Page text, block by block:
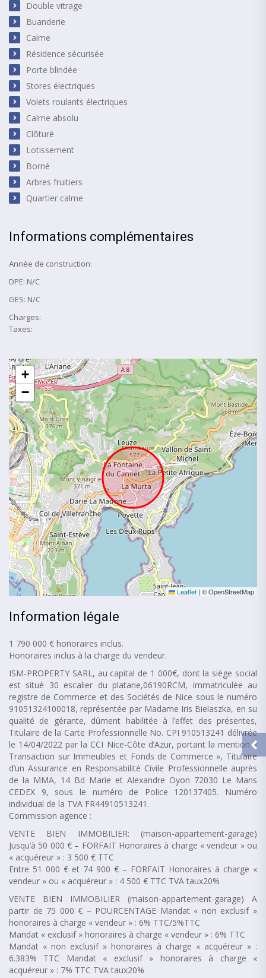
Double vitrage
Buanderie
Calme
Résidence sécurisée
Porte blindée
Stores électriques
Volets roulants électriques
Calme absolu
Clôturé
Lotissement
Borné
Arbres fruitiers
Quartier calme
Informations complémentaires
Année de construction:
DPE: N/C
GES: N/C
Charges:
Taxes:
+
−
Leaflet | © OpenStreetMap
Information légale
1 790 000 € honoraires inclus.
Honoraires inclus à la charge du vendeur.
ISM-PROPERTY SARL, au capital de 1 000€, dont la siège social
est situé 30 escalier du platane,06190RCM, immatriculée au
registre de Commerce et des Sociétés de Nice sous le numéro
91051324100018, représentée par Madame Iris Bielaszka, en su
qualité de gérante, dûment habilitée à l’effet des présentes,
Titulaire de la Carte Professionnelle No. CPI 910513241 délivrée
le 14/04/2022 par la CCI Nice-Côte d’Azur, portant la mention «
Transaction sur Immeubles et Fonds de Commerce », Titulaire
d’un Assurance en Responsabilité Civile Professionnelle auprès
de la MMA, 14 Bd Marie et Alexandre Oyon 72030 Le Mans
CEDEX 9, sous le numéro de Police 120137405. Numéro
individual de la TVA FR44910513241.
Commission agence :
VENTE BIEN IMMOBILIER: (maison-appartement-garage)
Jusqu’à 50 000 € – FORFAIT Honoraires à charge « vendeur » ou
« acquéreur » : 3 500 € TTC
Entre 51 000 € et 74 900 € – FORFAIT Honoraires à charge «
vendeur » ou « acquéreur » : 4 500 € TTC TVA taux20%
VENTE BIEN IMMOBILIER (maison-appartement-garage) A
partir de 75 000 € – POURCENTAGE Mandat « non exclusif »
honoraires à charge « vendeur » : 6% TTC/5%TTC
Mandat « exclusif » honoraires à charge « vendeur » : 6% TTC
Mandat « non exclusif » honoraires à charge « acquéreur » :
6.383% TTC Mandat « exclusif » honoraires à charge «
acquéreur » : 7% TTC TVA taux20%